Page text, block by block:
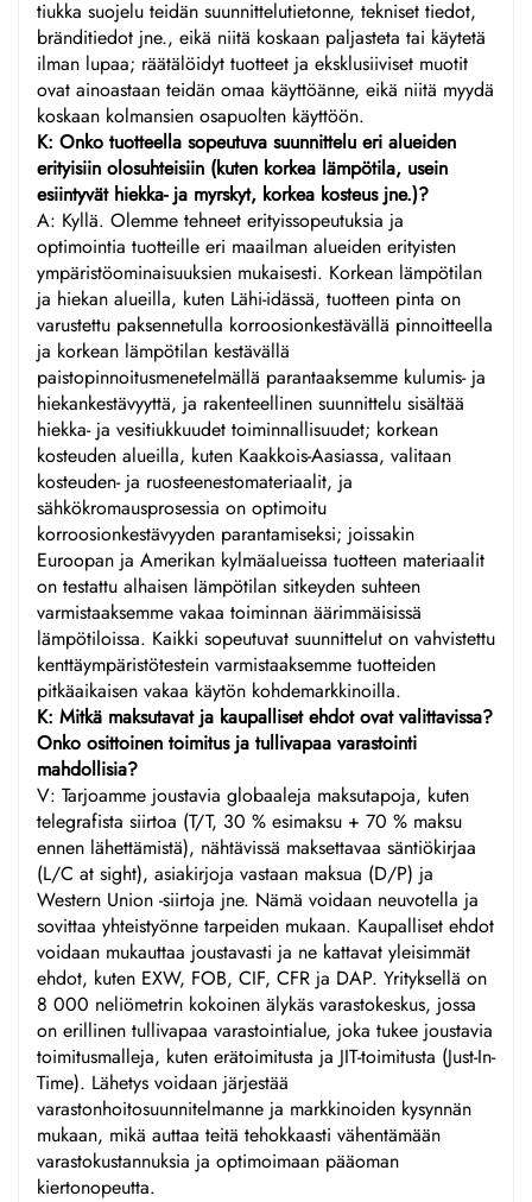
tiukka suojelu teidän suunnittelutietonne, tekniset tiedot,
bränditiedot jne., eikä niitä koskaan paljasteta tai käytetä
ilman lupaa; räätälöidyt tuotteet ja eksklusiiviset muotit
ovat ainoastaan teidän omaa käyttöänne, eikä niitä myydä
koskaan kolmansien osapuolten käyttöön.
K: Onko tuotteella sopeutuva suunnittelu eri alueiden
erityisiin olosuhteisiin (kuten korkea lämpötila, usein
esiintyvät hiekka- ja myrskyt, korkea kosteus jne.)?
A: Kyllä. Olemme tehneet erityissopeutuksia ja
optimointia tuotteille eri maailman alueiden erityisten
ympäristöominaisuuksien mukaisesti. Korkean lämpötilan
ja hiekan alueilla, kuten Lähi-idässä, tuotteen pinta on
varustettu paksennetulla korroosionkestävällä pinnoitteella
ja korkean lämpötilan kestävällä
paistopinnoitusmenetelmällä parantaaksemme kulumis- ja
hiekankestävyyttä, ja rakenteellinen suunnittelu sisältää
hiekka- ja vesitiukkuudet toiminnallisuudet; korkean
kosteuden alueilla, kuten Kaakkois-Aasiassa, valitaan
kosteuden- ja ruosteenestomateriaalit, ja
sähkökromausprosessia on optimoitu
korroosionkestävyyden parantamiseksi; joissakin
Euroopan ja Amerikan kylmäalueissa tuotteen materiaalit
on testattu alhaisen lämpötilan sitkeyden suhteen
varmistaaksemme vakaa toiminnan äärimmäisissä
lämpötiloissa. Kaikki sopeutuvat suunnittelut on vahvistettu
kenttäympäristötestein varmistaaksemme tuotteiden
pitkäaikaisen vakaa käytön kohdemarkkinoilla.
K: Mitkä maksutavat ja kaupalliset ehdot ovat valittavissa?
Onko osittoinen toimitus ja tullivapaa varastointi
mahdollisia?
V: Tarjoamme joustavia globaaleja maksutapoja, kuten
telegrafista siirtoa (T/T, 30 % esimaksu + 70 % maksu
ennen lähettämistä), nähtävissä maksettavaa säntiökirjaa
(L/C at sight), asiakirjoja vastaan maksua (D/P) ja
Western Union -siirtoja jne. Nämä voidaan neuvotella ja
sovittaa yhteistyönne tarpeiden mukaan. Kaupalliset ehdot
voidaan mukauttaa joustavasti ja ne kattavat yleisimmät
ehdot, kuten EXW, FOB, CIF, CFR ja DAP. Yrityksellä on
8 000 neliömetrin kokoinen älykäs varastokeskus, jossa
on erillinen tullivapaa varastointialue, joka tukee joustavia
toimitusmalleja, kuten erätoimitusta ja JIT-toimitusta (Just-In-
Time). Lähetys voidaan järjestää
varastonhoitosuunnitelmanne ja markkinoiden kysynnän
mukaan, mikä auttaa teitä tehokkaasti vähentämään
varastokustannuksia ja optimoimaan pääoman
kiertonopeutta.